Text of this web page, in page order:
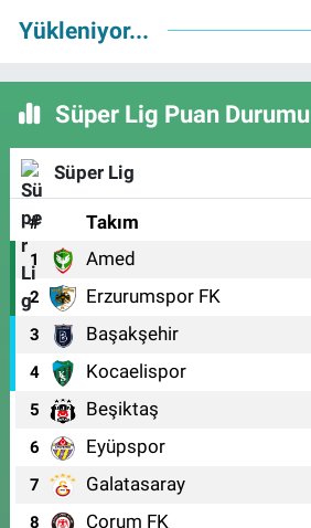
Yükleniyor...
Süper Lig Puan Durumu
Süper Lig
# Takım
1 Amed
2 Erzurumspor FK
3 Başakşehir
4 Kocaelispor
5 Beşiktaş
6 Eyüpspor
7 Galatasaray
8 Çorum FK